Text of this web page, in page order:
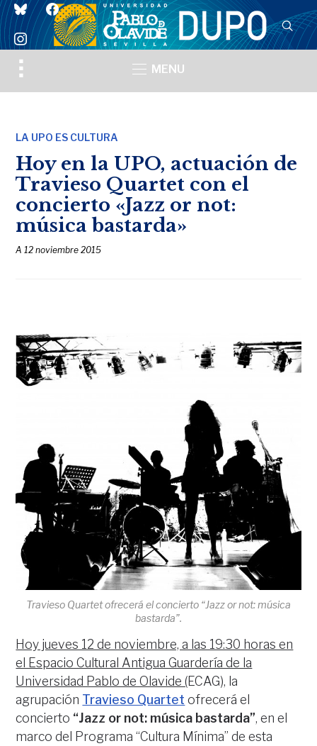
blueskyfacebook
instagram
Toggle
sidebar
MENU
LA UPO ES CULTURA
Hoy en la UPO, actuación de
Travieso Quartet con el
concierto «Jazz or not:
música bastarda»
A12 noviembre 2015
Travieso Quartet ofrecerá el concierto “Jazz or not: música
bastarda”.
Hoy jueves 12 de noviembre, a las 19:30 horas en
el Espacio Cultural Antigua Guardería de la
Universidad Pablo de Olavide (ECAG), la
agrupación Travieso Quartet ofrecerá el
concierto “Jazz or not: música bastarda”, en el
marco del Programa “Cultura Mínima” de esta